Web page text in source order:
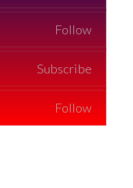
Follow
Subscribe
Follow